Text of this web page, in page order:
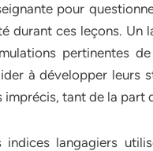
pour
durant ces leçons. Un
pertinentes
à développer leurs
tant de la part
indices langagiers